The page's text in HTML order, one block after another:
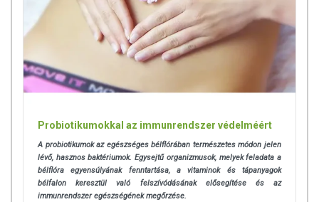
Probiotikumokkal az immunrendszer védelméért
A probiotikumok az egészséges bélflórában természetes módon jelen
lévő, hasznos baktériumok. Egysejtű organizmusok, melyek feladata a
bélflóra egyensúlyának fenntartása, a vitaminok és tápanyagok
bélfalon keresztül való felszívódásának elősegítése és az
immunrendszer egészségének megőrzése.